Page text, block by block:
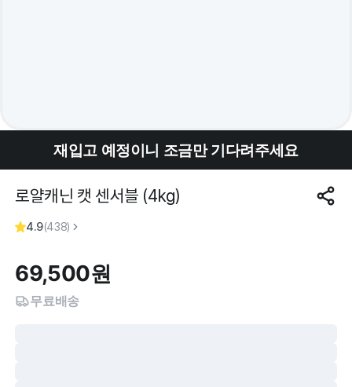
재입고 예정이니 조금만 기다려주세요
로얄캐닌 캣 센서블 (4kg)
4.9(438)
69,500원
무료배송